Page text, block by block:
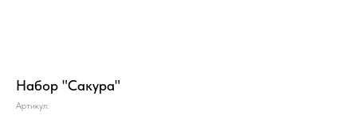
Набор "Сакура"
Артикул: